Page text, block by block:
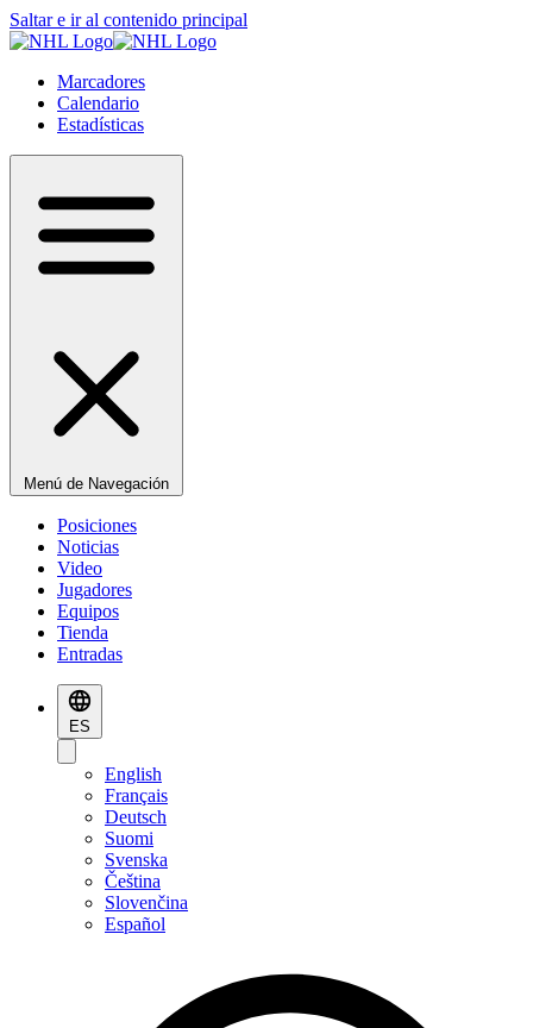
Saltar e ir al contenido principal
Marcadores
Calendario
Estadísticas
Menú de Navegación
Posiciones
Noticias
Video
Jugadores
Equipos
Tienda
Entradas
ES
English
Français
Deutsch
Suomi
Svenska
Čeština
Slovenčina
Español